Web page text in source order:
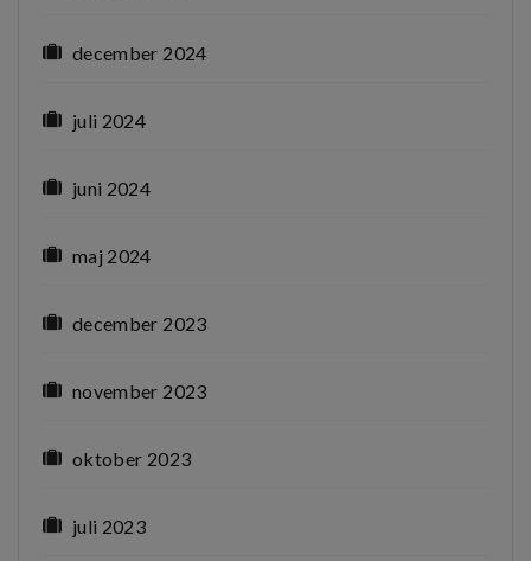
december 2024
juli 2024
juni 2024
maj 2024
december 2023
november 2023
oktober 2023
juli 2023